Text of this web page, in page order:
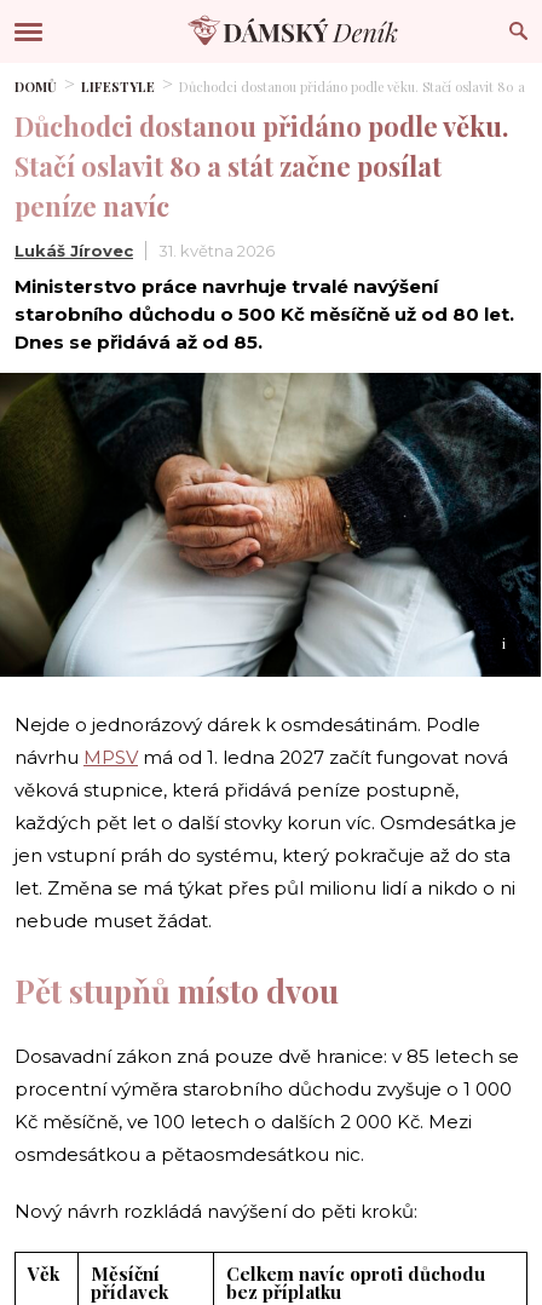
DOMŮ LIFESTYLE Důchodci dostanou přidáno podle věku. Stačí oslavit 80 a
Důchodci dostanou přidáno podle věku.
Stačí oslavit 80 a stát začne posílat
peníze navíc
Lukáš Jírovec 31. května 2026
Ministerstvo práce navrhuje trvalé navýšení
starobního důchodu o 500 Kč měsíčně už od 80 let.
Dnes se přidává až od 85.
i
Nejde o jednorázový dárek k osmdesátinám. Podle
návrhu MPSVmá od 1. ledna 2027 začít fungovat nová
věková stupnice, která přidává peníze postupně,
každých pět let o další stovky korun víc. Osmdesátka je
jen vstupní práh do systému, který pokračuje až do sta
let. Změna se má týkat přes půl milionu lidí a nikdo o ni
nebude muset žádat.
Pět stupňů místo dvou
Dosavadní zákon zná pouze dvě hranice: v 85 letech se
procentní výměra starobního důchodu zvyšuje o 1 000
Kč měsíčně, ve 100 letech o dalších 2 000 Kč. Mezi
osmdesátkou a pětaosmdesátkou nic.
Nový návrh rozkládá navýšení do pěti kroků:
Věk Měsíční
přídavek
Celkem navíc oproti důchodu
bez příplatku